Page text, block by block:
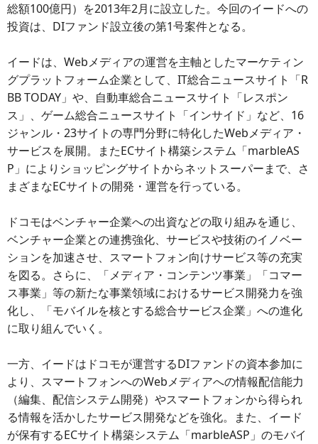
総額100億円）を2013年2月に設立した。今回のイードへの
投資は、DIファンド設立後の第1号案件となる。
イードは、Webメディアの運営を主軸としたマーケティン
グプラットフォーム企業として、IT総合ニュースサイト「R
BB TODAY」や、自動車総合ニュースサイト「レスポン
ス」、ゲーム総合ニュースサイト「インサイド」など、16
ジャンル・23サイトの専門分野に特化したWebメディア・
サービスを展開。またECサイト構築システム「marbleAS
P」によりショッピングサイトからネットスーパーまで、さ
まざまなECサイトの開発・運営を行っている。
ドコモはベンチャー企業への出資などの取り組みを通じ、
ベンチャー企業との連携強化、サービスや技術のイノベー
ションを加速させ、スマートフォン向けサービス等の充実
を図る。さらに、「メディア・コンテンツ事業」「コマー
ス事業」等の新たな事業領域におけるサービス開発力を強
化し、「モバイルを核とする総合サービス企業」への進化
に取り組んでいく。
一方、イードはドコモが運営するDIファンドの資本参加に
より、スマートフォンへのWebメディアへの情報配信能力
（編集、配信システム開発）やスマートフォンから得られ
る情報を活かしたサービス開発などを強化。また、イード
が保有するECサイト構築システム「marbleASP」のモバイ